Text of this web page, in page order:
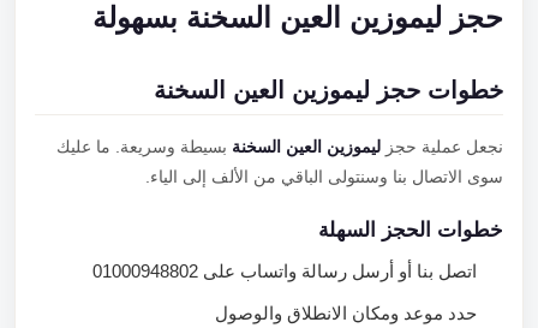
حجز ليموزين العين السخنة بسهولة
خطوات حجز ليموزين العين السخنة
نجعل عملية حجزليموزين العين السخنةبسيطة وسريعة. ما عليك
سوى الاتصال بنا وسنتولى الباقي من الألف إلى الياء.
خطوات الحجز السهلة
اتصل بنا أو أرسل رسالة واتساب على 01000948802
حدد موعد ومكان الانطلاق والوصول